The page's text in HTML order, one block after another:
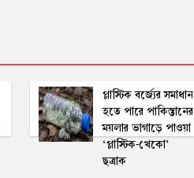
প্লাস্টিক বর্জ্যের সমাধান
হতে পারে পাকিস্তানের
ময়লার ভাগাড়ে পাওয়া
‘প্লাস্টিক-খেকো’
ছত্রাক